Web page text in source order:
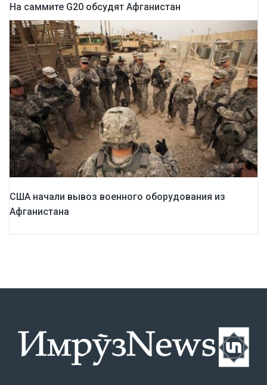
На саммите G20 обсудят Афганистан
США начали вывоз военного оборудования из
Афганистана